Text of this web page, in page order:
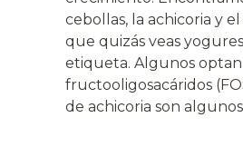
cebollas, la achicoria y
que quizás veas
etiqueta. Algunos
fructooligosacáridos
de achicoria son